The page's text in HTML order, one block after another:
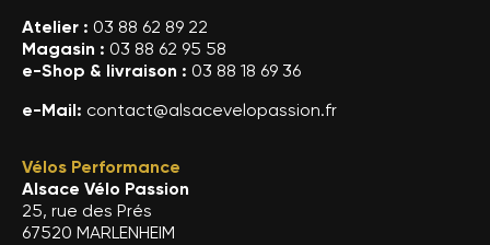
Atelier : 03 88 62 89 22
Magasin : 03 88 62 95 58
e-Shop & livraison : 03 88 18 69 36
e-Mail: contact@alsacevelopassion.fr
Vélos Performance
Alsace Vélo Passion
25, rue des Prés
67520 MARLENHEIM